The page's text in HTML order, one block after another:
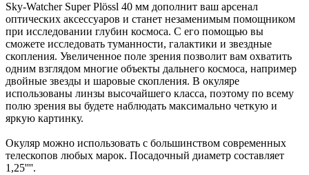
Sky-Watcher Super Plössl 40 мм дополнит ваш арсенал
оптических аксессуаров и станет незаменимым помощником
при исследовании глубин космоса. С его помощью вы
сможете исследовать туманности, галактики и звездные
скопления. Увеличенное поле зрения позволит вам охватить
одним взглядом многие объекты дальнего космоса, например
двойные звезды и шаровые скопления. В окуляре
использованы линзы высочайшего класса, поэтому по всему
полю зрения вы будете наблюдать максимально четкую и
яркую картинку.
Окуляр можно использовать с большинством современных
телескопов любых марок. Посадочный диаметр составляет
1,25''''.